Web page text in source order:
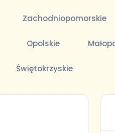
Zachodniopomorskie
Opolskie
Świętokrzyskie